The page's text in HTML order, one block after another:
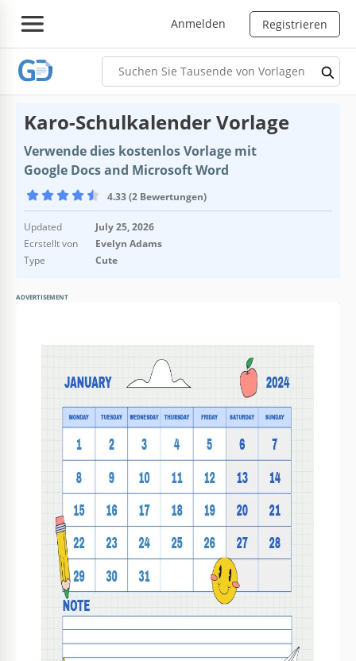
Anmelden Registrieren
Karo-Schulkalender Vorlage
Verwende dies kostenlos Vorlage mit
Google Docs and Microsoft Word
4.33 (2 Bewertungen)
Updated
July 25, 2026
Ecrstellt von
Evelyn Adams
Type
Cute
ADVERTISEMENT